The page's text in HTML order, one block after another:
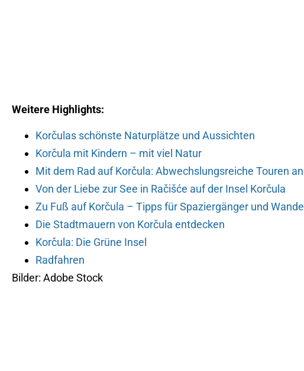
Weitere Highlights:
Korčulas schönste Naturplätze und Aussichten
Korčula mit Kindern – mit viel Natur
Mit dem Rad auf Korčula: Abwechslungsreiche Touren
Von der Liebe zur See in Račišće auf der Insel Korčula
Zu Fuß auf Korčula – Tipps für Spaziergänger und
Die Stadtmauern von Korčula entdecken
Korčula: Die Grüne Insel
Radfahren
Bilder: Adobe Stock